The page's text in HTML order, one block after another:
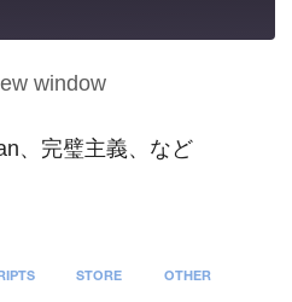
window
、完璧主義、など
STORE OTHER